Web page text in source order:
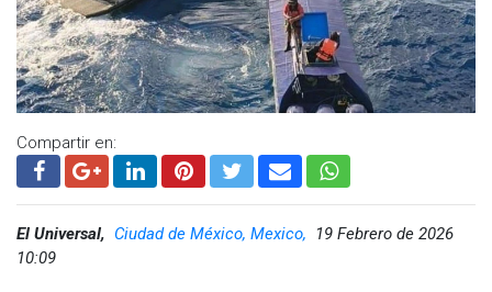
Compartir en:
El Universal, Ciudad de México, Mexico,
19 Febrero de 2026
10:09